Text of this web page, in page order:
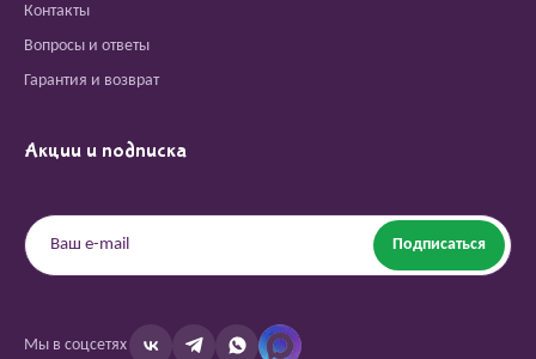
Контакты
Вопросы и ответы
Гарантия и возврат
Акции и подписка
Подписаться
Мы в соцсетях